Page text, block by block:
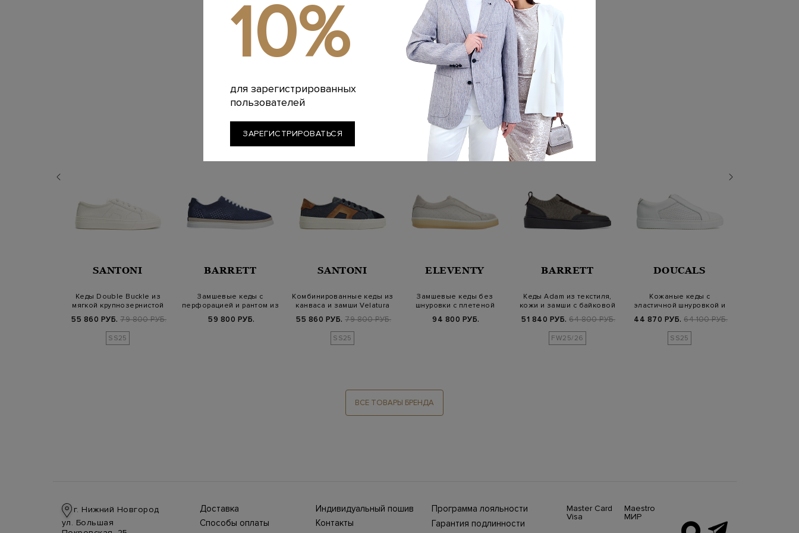
Артикул: mbcd21978 de30
Похожие товары
SANTONI
Кеды Double Buckle из
мягкой крупнозернистой
55 860 РУБ. 79 800 РУБ.
SS25
BARRETT
Замшевые кеды с
перфорацией и рантом из
59 800 РУБ.
SANTONI
Комбинированные кеды из
канваса и замши Velatura
55 860 РУБ. 79 800 РУБ.
SS25
ELEVENTY
Замшевые кеды без
шнуровки с плетеной
94 800 РУБ.
BARRETT
Кеды Adam из текстиля,
кожи и замши с байковой
51 840 РУБ. 64 800 РУБ.
FW25/26
DOUCALS
Кожаные кеды с
эластичной шнуровкой и
44 870 РУБ. 64 100 РУБ.
SS25
ВСЕ ТОВАРЫ БРЕНДА
г. Нижний Новгород
ул. Большая
Доставка
производится
Способы оплаты
Индивидуальный пошив
Ежегодно в бутики
Stefano Ricci, Brioni,
Контакты
Программа лояльности
Гарантия подлинности
Master Card
Visa
Maestro
МИР
10%
для зарегистрированных
пользователей
ЗАРЕГИСТРИРОВАТЬСЯ